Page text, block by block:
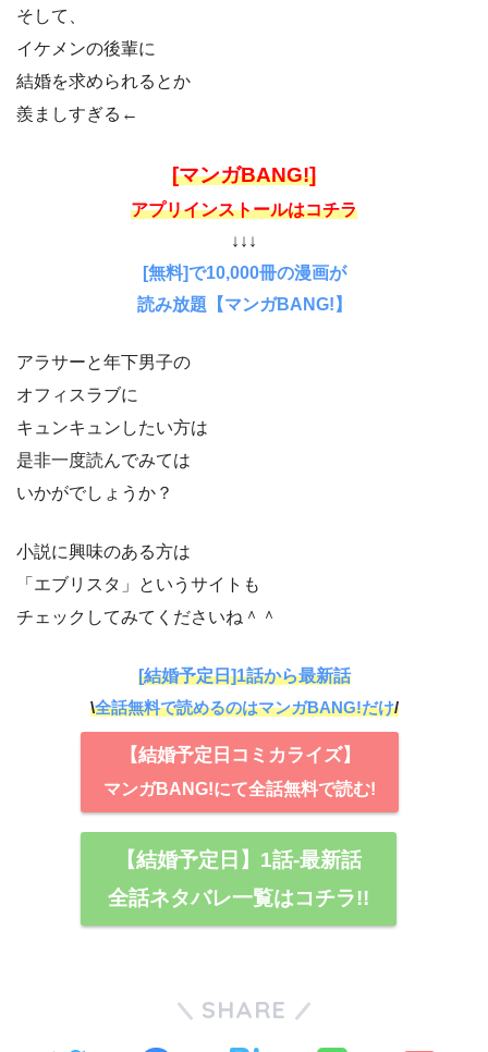
そして、
イケメンの後輩に
結婚を求められるとか
羨ましすぎる←
[マンガBANG!]
アプリインストールはコチラ
↓↓↓
[無料]で10,000冊の漫画が
読み放題【マンガBANG!】
アラサーと年下男子の
オフィスラブに
キュンキュンしたい方は
是非一度読んでみては
いかがでしょうか？
小説に興味のある方は
「エブリスタ」というサイトも
チェックしてみてくださいね＾＾
[結婚予定日]1話から最新話
\全話無料で読めるのはマンガBANG!だけ/
【結婚予定日コミカライズ】
マンガBANG!にて全話無料で読む!
【結婚予定日】1話-最新話
全話ネタバレ一覧はコチラ!!
SHARE